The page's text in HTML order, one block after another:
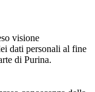
visione
dati personali al fine
di Purina.